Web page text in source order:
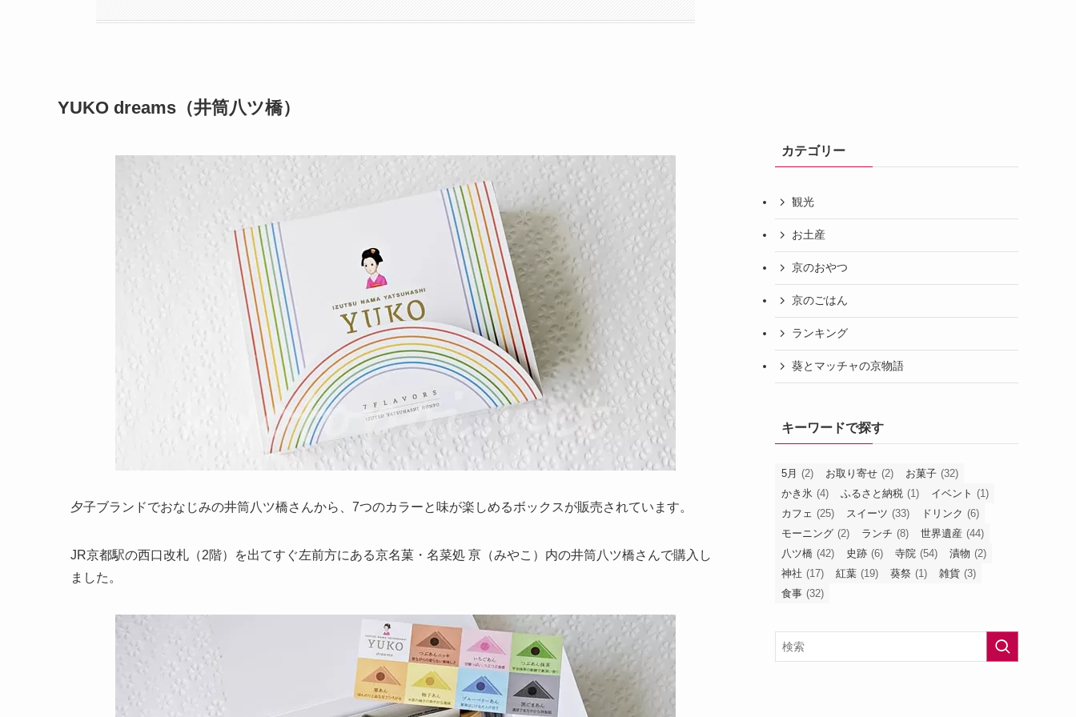
YUKO dreams（井筒八ツ橋）
夕子ブランドでおなじみの井筒八ツ橋さんから、7つのカラーと味が楽しめるボックスが販売されています。
JR京都駅の西口改札（2階）を出てすぐ左前方にある京名菓・名菜処 亰（みやこ）内の井筒八ツ橋さんで購入し
ました。
カテゴリー
観光
お土産
京のおやつ
京のごはん
ランキング
葵とマッチャの京物語
キーワードで探す
5月 (2) お取り寄せ (2) お菓子 (32)
かき氷 (4) ふるさと納税 (1) イベント (1)
カフェ (25) スイーツ (33) ドリンク (6)
モーニング (2) ランチ (8) 世界遺産 (44)
八ツ橋 (42) 史跡 (6) 寺院 (54) 漬物 (2)
神社 (17) 紅葉 (19) 葵祭 (1) 雑貨 (3)
食事 (32)